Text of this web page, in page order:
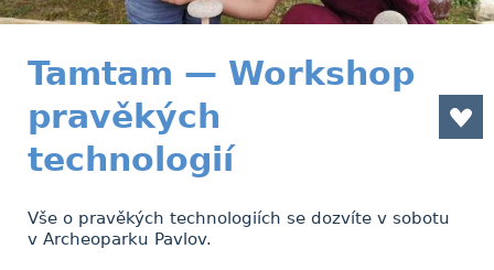
Tamtam — Workshop
pravěkých
technologií
Vše o pravěkých technologiích se dozvíte v sobotu
v Archeoparku Pavlov.